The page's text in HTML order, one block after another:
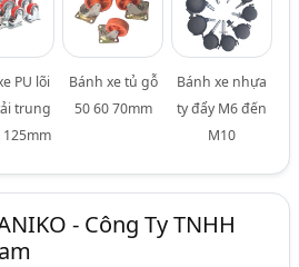
PU lõi
trung
125mm
Bánh xe tủ gỗ
50 60 70mm
Bánh xe nhựa
ty đẩy M6 đến
M10
- Công Ty TNHH